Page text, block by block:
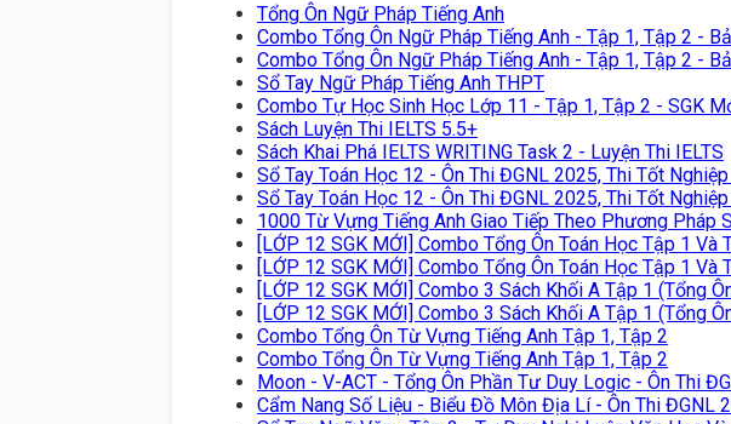
Tổng Ôn Ngữ Pháp Tiếng Anh
Combo Tổng Ôn Ngữ Pháp Tiếng Anh - Tập 1, Tập 2 -
Combo Tổng Ôn Ngữ Pháp Tiếng Anh - Tập 1, Tập 2 -
Sổ Tay Ngữ Pháp Tiếng Anh THPT
Combo Tự Học Sinh Học Lớp 11 - Tập 1, Tập 2 - SGK
Sách Luyện Thi IELTS 5.5+
Sách Khai Phá IELTS WRITING Task 2 - Luyện Thi IELTS
Sổ Tay Toán Học 12 - Ôn Thi ĐGNL 2025, Thi Tốt
Sổ Tay Toán Học 12 - Ôn Thi ĐGNL 2025, Thi Tốt
1000 Từ Vựng Tiếng Anh Giao Tiếp Theo Phương Pháp
[LỚP 12 SGK MỚI] Combo Tổng Ôn Toán Học Tập 1
[LỚP 12 SGK MỚI] Combo Tổng Ôn Toán Học Tập 1
[LỚP 12 SGK MỚI] Combo 3 Sách Khối A Tập 1 (Tổng
[LỚP 12 SGK MỚI] Combo 3 Sách Khối A Tập 1 (Tổng
Combo Tổng Ôn Từ Vựng Tiếng Anh Tập 1, Tập 2
Combo Tổng Ôn Từ Vựng Tiếng Anh Tập 1, Tập 2
Moon - V-ACT - Tổng Ôn Phần Tư Duy Logic - Ôn Thi
Cẩm Nang Số Liệu - Biểu Đồ Môn Địa Lí - Ôn Thi ĐGNL